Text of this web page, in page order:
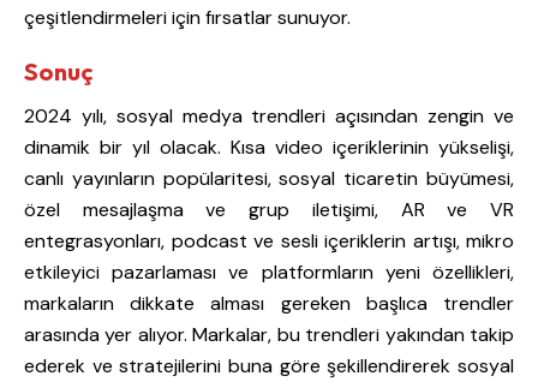
çeşitlendirmeleri için fırsatlar sunuyor.
Sonuç
2024 yılı, sosyal medya trendleri açısından zengin ve
dinamik bir yıl olacak. Kısa video içeriklerinin yükselişi,
canlı yayınların popülaritesi, sosyal ticaretin büyümesi,
özel mesajlaşma ve grup iletişimi, AR ve VR
entegrasyonları, podcast ve sesli içeriklerin artışı, mikro
etkileyici pazarlaması ve platformların yeni özellikleri,
markaların dikkate alması gereken başlıca trendler
arasında yer alıyor. Markalar, bu trendleri yakından takip
ederek ve stratejilerini buna göre şekillendirerek sosyal